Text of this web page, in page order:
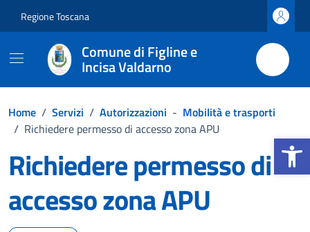
Apri la
Regione Toscana
Comune di Figline e
Incisa Valdarno
Home / Servizi / Autorizzazioni - Mobilità e trasporti
/ Richiedere permesso di accesso zona APU
Richiedere permesso di
accesso zona APU